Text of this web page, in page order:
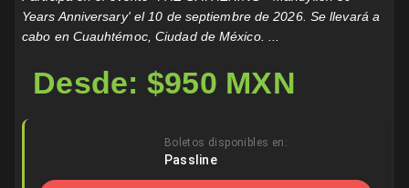
Years Anniversary' el 10 de septiembre de 2026. Se llevará a
cabo en Cuauhtémoc, Ciudad de México. ...
Desde: $950 MXN
Boletos disponibles en:
Passline